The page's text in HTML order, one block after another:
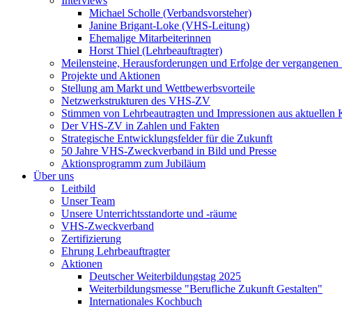
Michael Scholle (Verbandsvorsteher)
Janine Brigant-Loke (VHS-Leitung)
Ehemalige Mitarbeiterinnen
Horst Thiel (Lehrbeauftragter)
Meilensteine, Herausforderungen und Erfolge der vergangenen
Projekte und Aktionen
Stellung am Markt und Wettbewerbsvorteile
Netzwerkstrukturen des VHS-ZV
Stimmen von Lehrbeautragten und Impressionen aus aktuellen
Der VHS-ZV in Zahlen und Fakten
Strategische Entwicklungsfelder für die Zukunft
50 Jahre VHS-Zweckverband in Bild und Presse
Aktionsprogramm zum Jubiläum
Über uns
Leitbild
Unser Team
Unsere Unterrichtsstandorte und -räume
VHS-Zweckverband
Zertifizierung
Ehrung Lehrbeauftragter
Aktionen
Deutscher Weiterbildungstag 2025
Weiterbildungsmesse "Berufliche Zukunft Gestalten"
Internationales Kochbuch